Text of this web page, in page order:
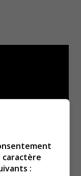
caractère
: